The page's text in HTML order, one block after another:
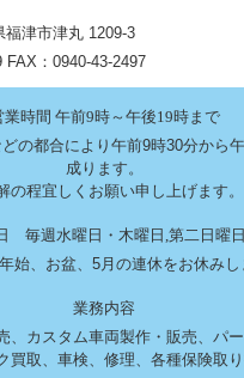
津市津丸 1209-3
FAX：0940-43-2497
業時間 午前9時～午後19時まで
の都合により午前9時30分から
成ります。
の程宜しくお願い申し上げます。
毎週水曜日・木曜日,第二日曜日
始、お盆、5月の連休をお休みし
業務内容
、カスタム車両製作・販売、パ
買取、車検、修理、各種保険取